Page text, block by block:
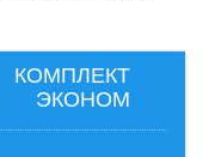
КОМПЛЕКТ
ЭКОНОМ